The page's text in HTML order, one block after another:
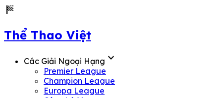
sports_score
Thể Thao Việt
Các Giải Ngoại Hạng expand_more
Premier League
Champion League
Europa League